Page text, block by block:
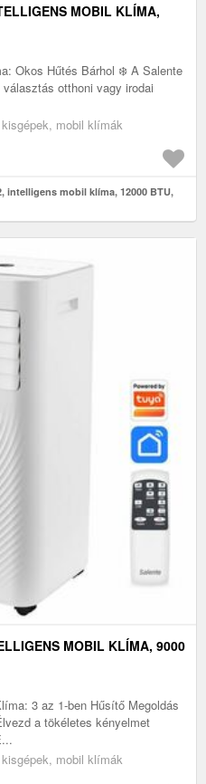
MOBIL KLÍMA,
Okos Hűtés Bárhol ❄️ A Salente
otthoni vagy irodai
mobil klímák
intelligens mobil klíma, 12000 BTU,
MOBIL KLÍMA, 9000
3 az 1-ben Hűsítő Megoldás
a tökéletes kényelmet
mobil klímák